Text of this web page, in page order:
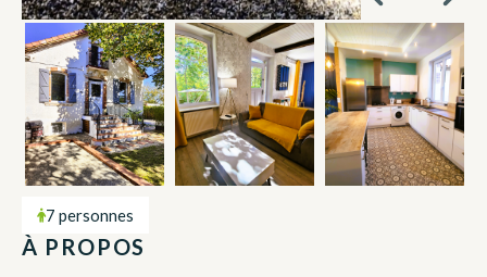
7 personnes
À PROPOS